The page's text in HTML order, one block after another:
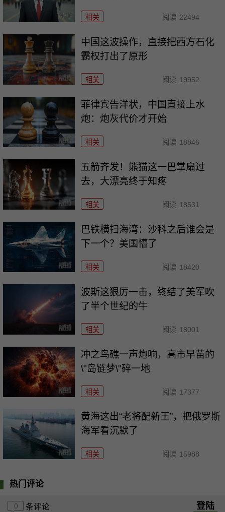
相关 阅读 22494
中国这波操作，直接把西方石化
霸权打出了原形
相关 阅读 19952
菲律宾告洋状，中国直接上水
炮：炮灰代价才开始
相关 阅读 18846
五箭齐发！熊猫这一巴掌扇过
去，大漂亮终于知疼
相关 阅读 18531
巴铁横扫海湾：沙科之后谁会是
下一个？美国懵了
相关 阅读 18420
波斯这狠厉一击，终结了美军吹
了半个世纪的牛
相关 阅读 18001
冲之鸟礁一声炮响，高市早苗的
\"岛链梦\"碎一地
相关 阅读 17377
黄海这出“老将配新王”，把俄罗斯
海军看沉默了
相关 阅读 15988
热门评论
0 条评论 登陆